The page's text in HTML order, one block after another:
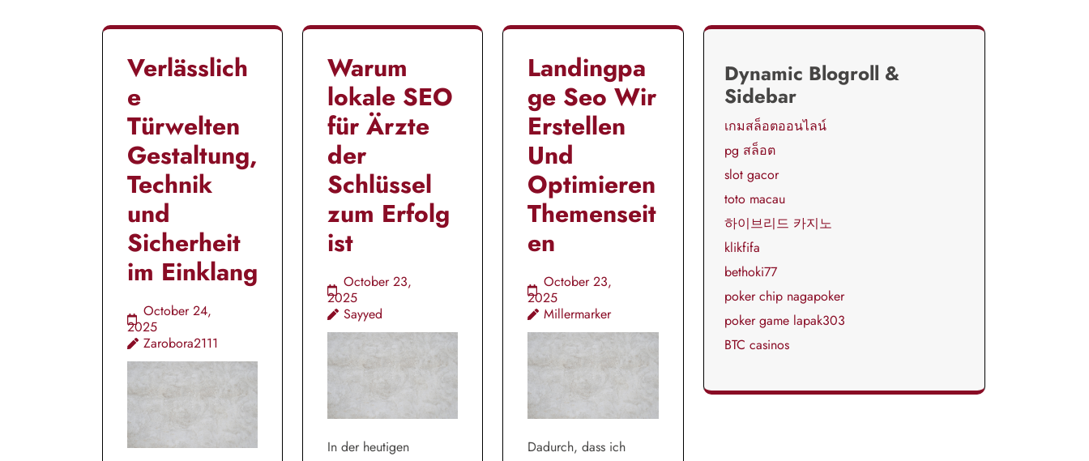
Verlässlich
e
Türwelten
Gestaltung,
Technik
und
Sicherheit
im Einklang
October 24,
2025
Zarobora2111
Warum
lokale SEO
für Ärzte
der
Schlüssel
zum Erfolg
ist
October 23,
2025
Sayyed
In der heutigen
Landingpa
ge Seo Wir
Erstellen
Und
Optimieren
Themenseit
en
October 23,
2025
Millermarker
Dadurch, dass ich
Dynamic Blogroll &
Sidebar
เกมสล็อตออนไลน์
pg สล็อต
slot gacor
toto macau
하이브리드 카지노
klikfifa
bethoki77
poker chip nagapoker
poker game lapak303
BTC casinos